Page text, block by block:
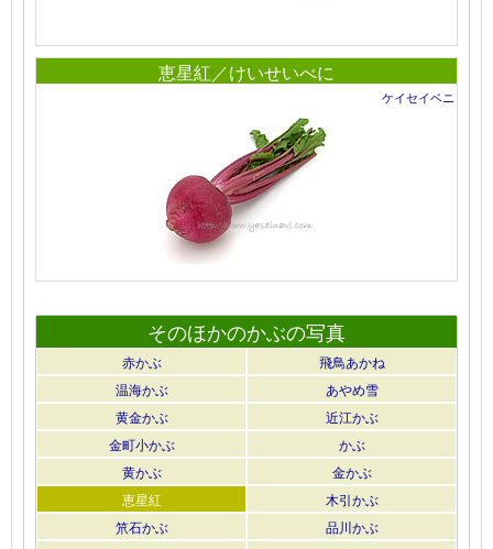
恵星紅／けいせいべに
ケイセイベニ
そのほかのかぶの写真
赤かぶ
飛鳥あかね
温海かぶ
あやめ雪
黄金かぶ
近江かぶ
金町小かぶ
かぶ
黄かぶ
金かぶ
恵星紅
木引かぶ
笊石かぶ
品川かぶ